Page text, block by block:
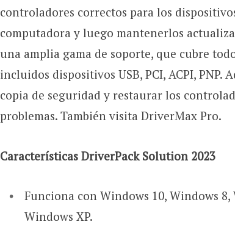
controladores correctos para los
computadora y luego mantenerlos
una amplia gama de soporte, que cubre
incluidos dispositivos USB, PCI, ACPI, PNP.
copia de seguridad y restaurar los
problemas. También visita DriverMax Pro.
Características DriverPack Solution 2023
Funciona con Windows 10, Windows
Windows XP.